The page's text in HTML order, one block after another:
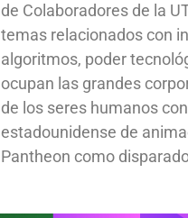
de Colaboradores de la
temas relacionados con
algoritmos, poder
ocupan las grandes
de los seres humanos
estadounidense de
Pantheon como